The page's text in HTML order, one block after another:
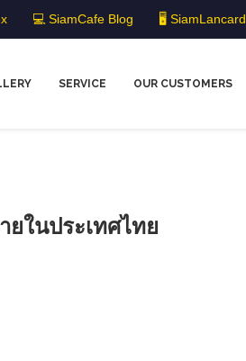
💻 SiamCafe Blog 🖥️ SiamLancard
SERVICE OUR CUSTOMERS
ในประเทศไทย